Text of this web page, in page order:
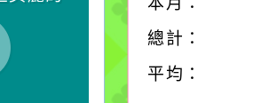
總計：
平均：